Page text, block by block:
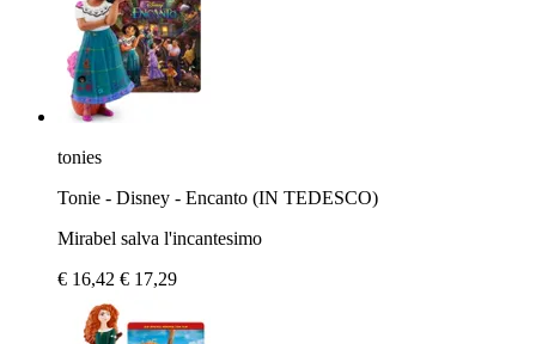
tonies
Tonie - Disney - Encanto (IN TEDESCO)
Mirabel salva l'incantesimo
€ 16,42 € 17,29